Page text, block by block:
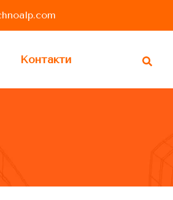
Контакти